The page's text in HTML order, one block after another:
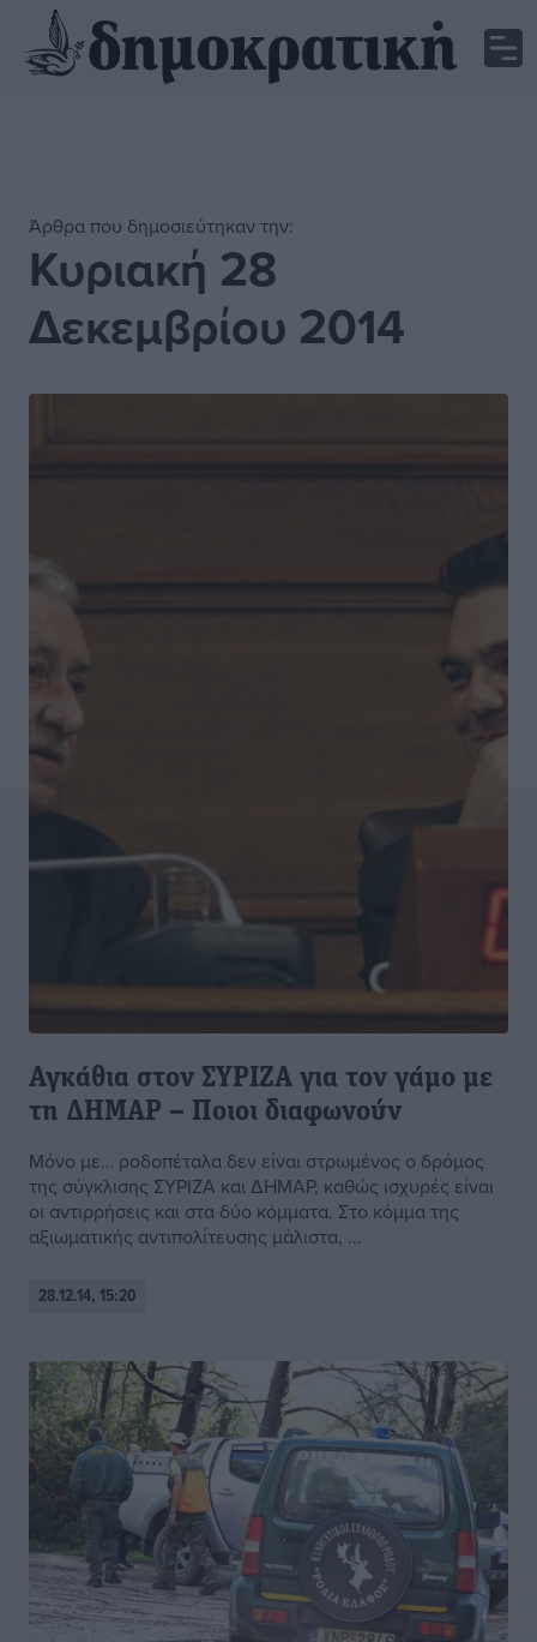
Άρθρα που δημοσιεύτηκαν την:
Κυριακή 28
Δεκεμβρίου 2014
Αγκάθια στον ΣΥΡΙΖΑ για τον γάμο με
τη ΔΗΜΑΡ – Ποιοι διαφωνούν
Μόνο με… ροδοπέταλα δεν είναι στρωμένος ο δρόμος
της σύγκλισης ΣΥΡΙΖΑ και ΔΗΜΑΡ, καθώς ισχυρές είναι
οι αντιρρήσεις και στα δύο κόμματα. Στο κόμμα της
αξιωματικής αντιπολίτευσης μάλιστα, ...
28.12.14, 15:20